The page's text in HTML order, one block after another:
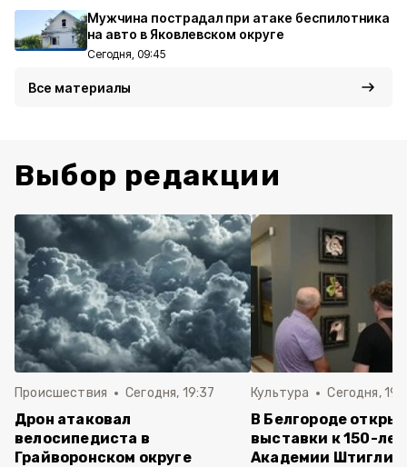
Мужчина пострадал при атаке беспилотника
на авто в Яковлевском округе
Сегодня, 09:45
Все материалы
Выбор редакции
Происшествия Сегодня, 19:37
Дрон атаковал
велосипедиста в
Грайворонском округе
Культура Сегодня,
В Белгороде
выставки к 150-
Академии